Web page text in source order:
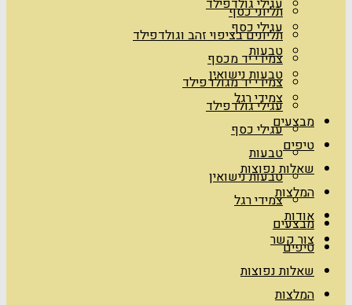
עגילי גולדפילד
עגילי כסף
טבעות
טבעות נישואין
צמידי רגל
מבצעים
טיפים
שאלות נפוצות
המלצות
אודות
צור קשר
תליוני כסף
תליונים בציפוי זהב וגולדפילד
צמידי יד מכסף
צמידי יד מגולדפילד
עגילי גולדפילד
עגילי כסף
טבעות
טבעות נישואין
צמידי רגל
מבצעים
טיפים
שאלות נפוצות
המלצות